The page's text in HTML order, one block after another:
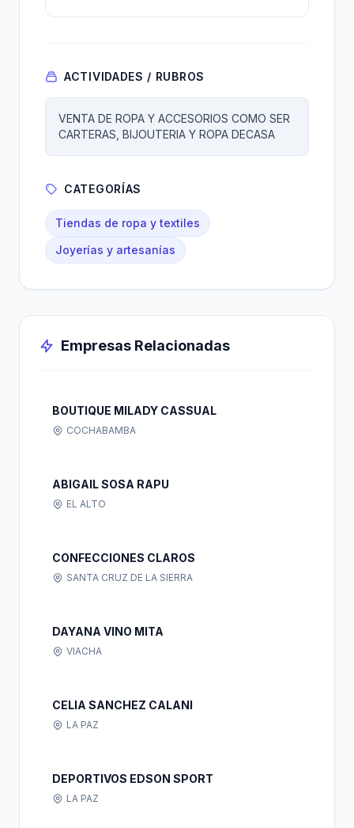
ACTIVIDADES / RUBROS
VENTA DE ROPA Y ACCESORIOS COMO SER
CARTERAS, BIJOUTERIA Y ROPA DECASA
CATEGORÍAS
Tiendas de ropa y textiles
Joyerías y artesanías
Empresas Relacionadas
BOUTIQUE MILADY CASSUAL
COCHABAMBA
ABIGAIL SOSA RAPU
EL ALTO
CONFECCIONES CLAROS
SANTA CRUZ DE LA SIERRA
DAYANA VINO MITA
VIACHA
CELIA SANCHEZ CALANI
LA PAZ
DEPORTIVOS EDSON SPORT
LA PAZ